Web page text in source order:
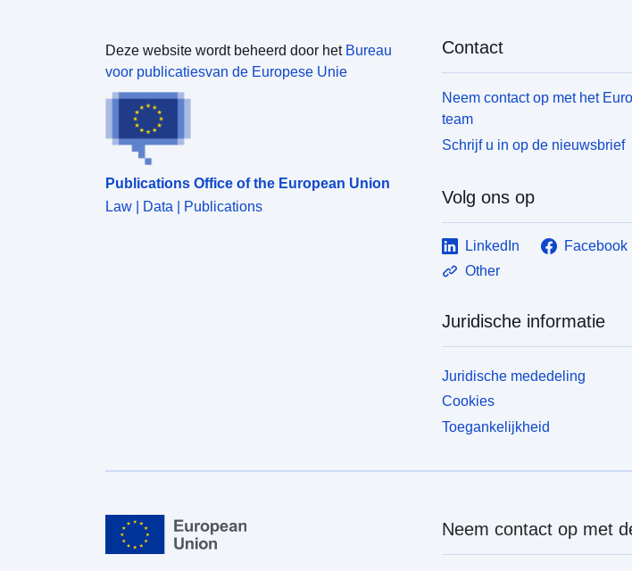
Deze website wordt beheerd door het Bureau
voor publicatiesvan de Europese Unie
Publications Office of the European Union
Law | Data | Publications
Contact
Neem contact op met het
team
Schrijf u in op de nieuwsbrief
Volg ons op
LinkedIn Facebook
Other
Juridische informatie
Juridische mededeling
Cookies
Toegankelijkheid
Neem contact op met